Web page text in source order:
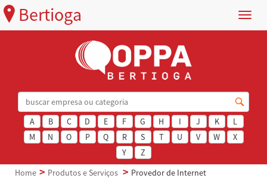
Menu
Bertioga
A B C D E F G H I J K
L
M
N O P Q R S T U V W
X
Y
Z
Home
Produtos e Serviços Provedor de Internet